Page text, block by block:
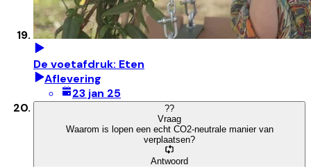
De voetafdruk: Eten
Aflevering
23 jan 25
??
Vraag
Waarom is lopen een echt CO2-neutrale manier van
verplaatsen?
Antwoord